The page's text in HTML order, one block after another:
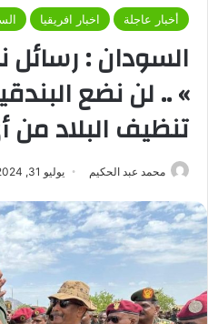
أخبار عاجلة اخبار افريقيا
السودان : رسائل
» .. لن نضع
تنظيف البلاد
محمد عبد الحكيم يوليو 31, 2024